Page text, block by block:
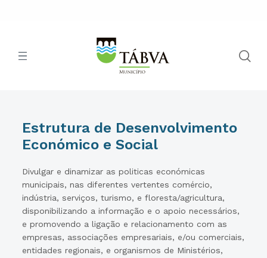
Estrutura de Desenvolvimento
Económico e Social
Divulgar e dinamizar as politicas económicas
municipais, nas diferentes vertentes comércio,
indústria, serviços, turismo, e floresta/agricultura,
disponibilizando a informação e o apoio necessários,
e promovendo a ligação e relacionamento com as
empresas, associações empresariais, e/ou comerciais,
entidades regionais, e organismos de Ministérios,